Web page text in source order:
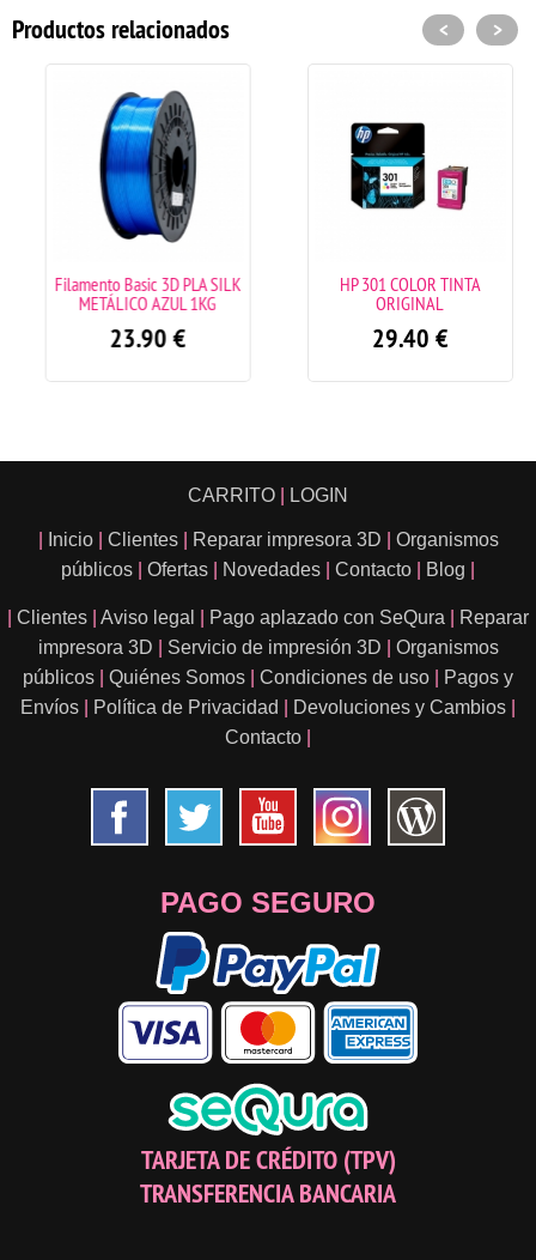
Productos relacionados
Filamento Basic 3D PLA SILK
METÁLICO AZUL 1KG
23.90€
HP 301 COLOR TINTA
ORIGINAL
29.40€
< >
CARRITO LOGIN
Inicio Clientes Reparar impresora 3D
Organismos
públicos
Ofertas Novedades Contacto Blog
Clientes Aviso legal Pago aplazado con SeQura
Reparar
impresora 3D
Servicio de impresión 3D
Organismos
públicos
Quiénes Somos Condiciones de uso
Pagos y
Envíos
Política de Privacidad Devoluciones y Cambios
Contacto
PAGO SEGURO
TARJETA DE CRÉDITO (TPV)
TRANSFERENCIA BANCARIA